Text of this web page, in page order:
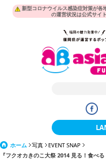
新型コロナウイルス感染症対策が各
の運営状況は公式サイ
ホーム 写真
EVENT SNAP
『フクオカきのこ大祭 2014 見る！食べ